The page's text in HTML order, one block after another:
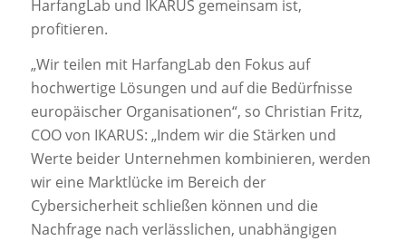
HarfangLab und IKARUS gemeinsam ist,
profitieren.
„Wir teilen mit HarfangLab den Fokus auf
hochwertige Lösungen und auf die Bedürfnisse
europäischer Organisationen“, so Christian Fritz,
COO von IKARUS: „Indem wir die Stärken und
Werte beider Unternehmen kombinieren, werden
wir eine Marktlücke im Bereich der
Cybersicherheit schließen können und die
Nachfrage nach verlässlichen, unabhängigen